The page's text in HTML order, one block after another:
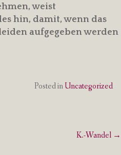
weist
hin, damit, wenn das
aufgegeben werden
Posted inUncategorized
K.-Wandel →